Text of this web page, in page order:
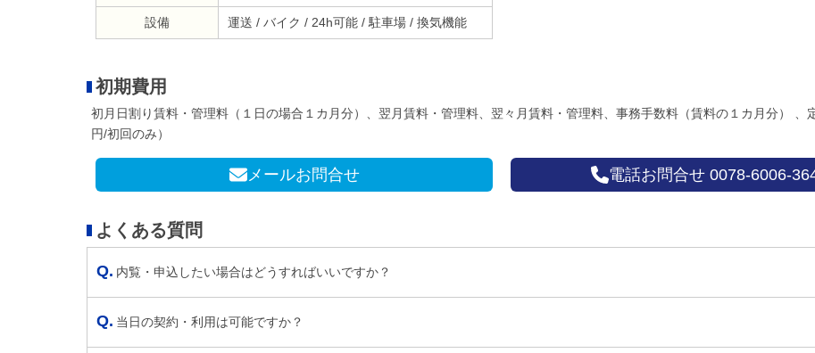
設備 運送 / バイク / 24h可能 / 駐車場 / 換気機能
初期費用
初月日割り賃料・管理料（１日の場合１カ月分）、翌月賃料・管理料、翌々月賃料・管理料、事務手数料（賃料の１カ月分） 、
円/初回のみ）
メールお問合せ 電話お問合せ 0078-6006-
よくある質問
内覧・申込したい場合はどうすればいいですか？
当日の契約・利用は可能ですか？